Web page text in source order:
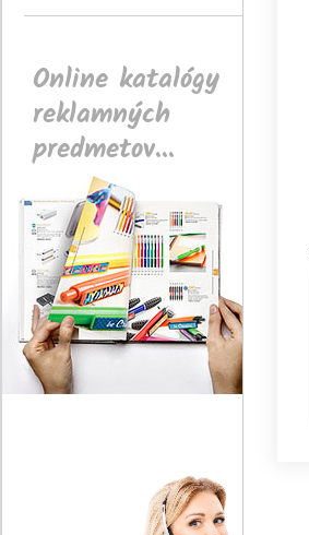
Online katalógy
reklamných
predmetov...